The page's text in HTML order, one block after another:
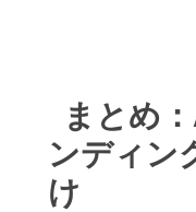
まとめ
ンディン
け